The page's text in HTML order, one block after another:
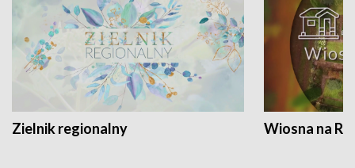
Zielnik regionalny Wiosna na